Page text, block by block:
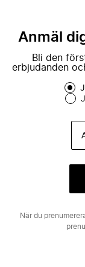
Anmäl
Bli den
erbjudanden
När du